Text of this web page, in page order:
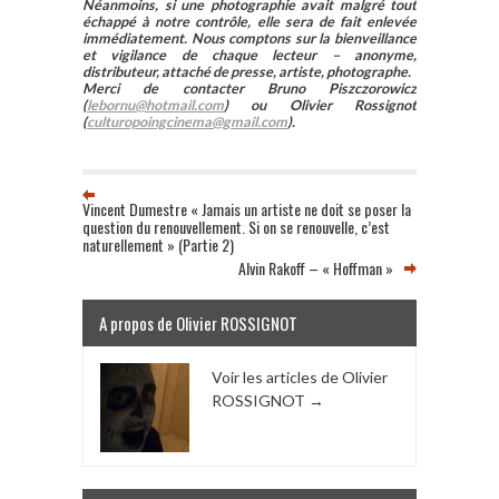
Néanmoins, si une photographie avait malgré tout
échappé à notre contrôle, elle sera de fait enlevée
immédiatement. Nous comptons sur la bienveillance
et vigilance de chaque lecteur – anonyme,
distributeur, attaché de presse, artiste, photographe.
Merci de contacter Bruno Piszczorowicz
(lebornu@hotmail.com) ou Olivier Rossignot
(culturopoingcinema@gmail.com).
Vincent Dumestre « Jamais un artiste ne doit se poser la
question du renouvellement. Si on se renouvelle, c’est
naturellement » (Partie 2)
Alvin Rakoff – « Hoffman »
A propos de Olivier ROSSIGNOT
Voir les articles de Olivier
ROSSIGNOT →